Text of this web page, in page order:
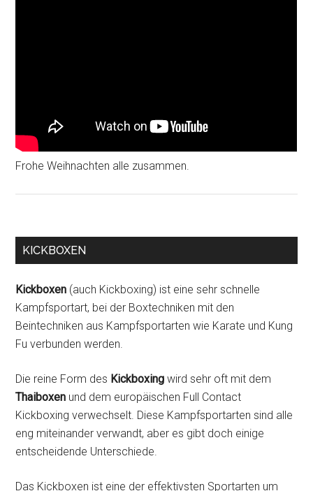
Frohe Weihnachten alle zusammen.
KICKBOXEN
Kickboxen (auch Kickboxing) ist eine sehr schnelle
Kampfsportart, bei der Boxtechniken mit den
Beintechniken aus Kampfsportarten wie Karate und Kung
Fu verbunden werden.
Die reine Form des Kickboxing wird sehr oft mit dem
Thaiboxen und dem europäischen Full Contact
Kickboxing verwechselt. Diese Kampfsportarten sind alle
eng miteinander verwandt, aber es gibt doch einige
entscheidende Unterschiede.
Das Kickboxen ist eine der effektivsten Sportarten um